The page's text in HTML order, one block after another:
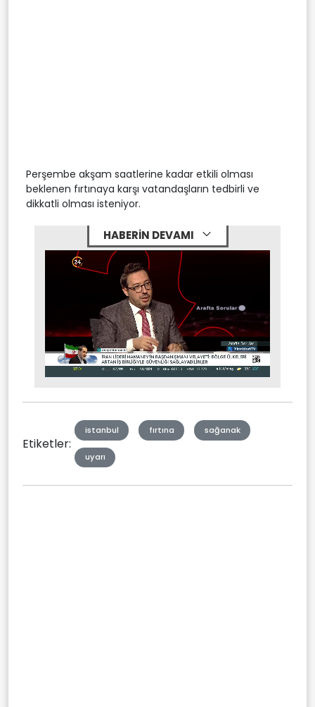
Perşembe akşam saatlerine kadar etkili olması
beklenen fırtınaya karşı vatandaşların tedbirli ve
dikkatli olması isteniyor.
HABERİN DEVAMI
Mute Stream
Etiketler:
istanbul fırtına sağanak
uyarı